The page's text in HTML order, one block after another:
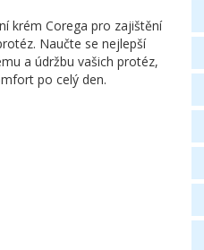
krém Corega pro zajištění
Naučte se nejlepší
a údržbu vašich protéz,
po celý den.